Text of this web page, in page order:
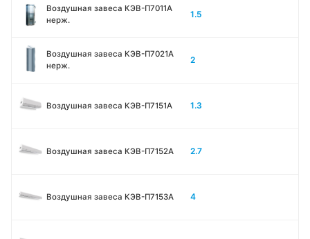
Воздушная завеса КЭВ-П7011A
нерж.
1.5
Воздушная завеса КЭВ-П7021A
нерж.
2
Воздушная завеса КЭВ-П7151A 1.3
Воздушная завеса КЭВ-П7152A 2.7
Воздушная завеса КЭВ-П7153A 4